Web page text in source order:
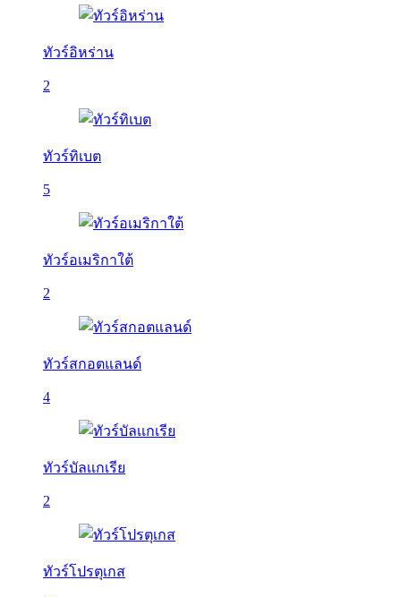
ทัวร์อิหร่าน
2
ทัวร์ทิเบต
5
ทัวร์อเมริกาใต้
2
ทัวร์สกอตแลนด์
4
ทัวร์บัลเเกเรีย
2
ทัวร์โปรตุเกส